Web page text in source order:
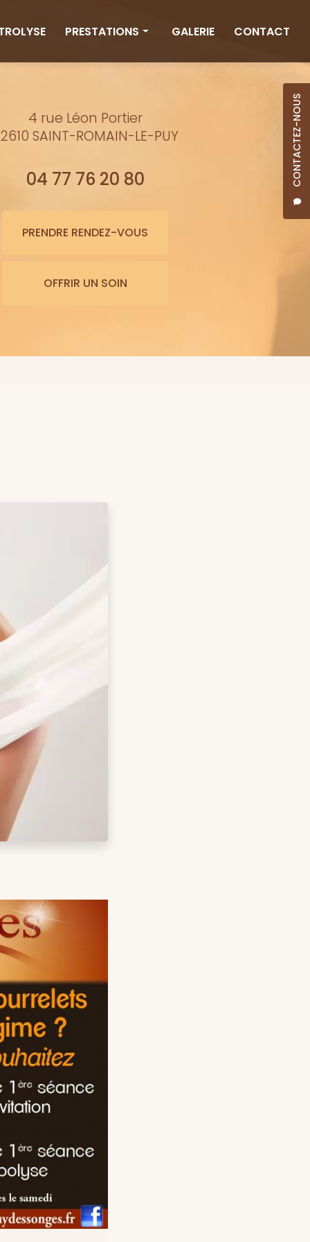
CONTACTEZ-NOUS
PRESTATIONS
Minceur
Bienfaits de l'eau
GALERIE CONTACT
4 rue Léon Portier
SAINT-ROMAIN-LE-PUY
04 77 76 20 80
PRENDRE RENDEZ-VOUS
OFFRIR UN SOIN